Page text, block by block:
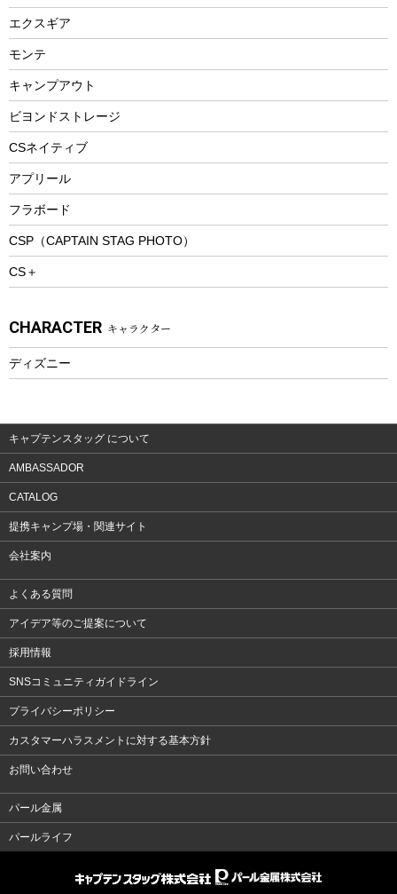
トレー
ランチョンマット
ランチボックス
エアーポンプ
ビーチテント
ウィンター
スノーシュー
防寒ウェア
トレッキング
トレッキングアクセサリー
プレイグッズ
ウェルネス
ウェア、タオル
ウェア
エクスギア
モンテ
キャンプアウト
ビヨンドストレージ
CSネイティブ
アプリール
フラボード
CSP（CAPTAIN STAG PHOTO）
CS＋
CHARACTER キャラクター
ディズニー
キャプテンスタッグ について
AMBASSADOR
CATALOG
提携キャンプ場・関連サイト
会社案内
よくある質問
アイデア等のご提案について
採用情報
SNSコミュニティガイドライン
プライバシーポリシー
カスタマーハラスメントに対する基本方針
お問い合わせ
パール金属
パールライフ